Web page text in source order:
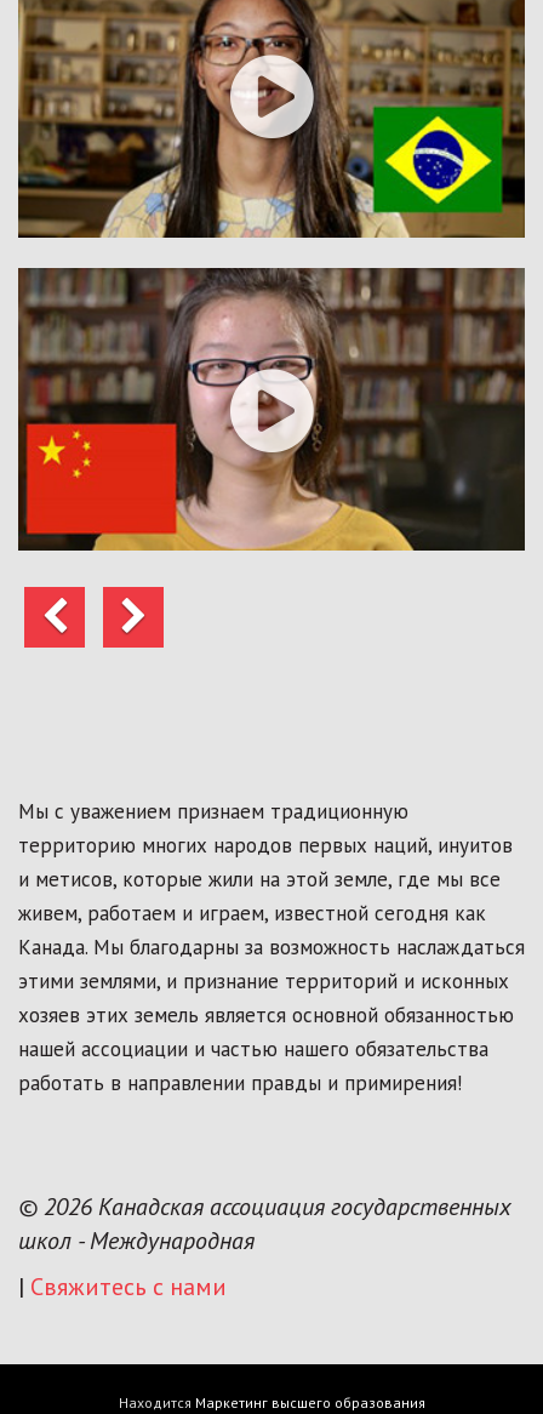
ПредыдущийСледующий
Мы с уважением признаем традиционную
территорию многих народов первых наций, инуитов
и метисов, которые жили на этой земле, где мы все
живем, работаем и играем, известной сегодня как
Канада. Мы благодарны за возможность наслаждаться
этими землями, и признание территорий и исконных
хозяев этих земель является основной обязанностью
нашей ассоциации и частью нашего обязательства
работать в направлении правды и примирения!
© 2026 Канадская ассоциация государственных
школ - Международная
| Свяжитесь с нами
Находится Маркетинг высшего образования